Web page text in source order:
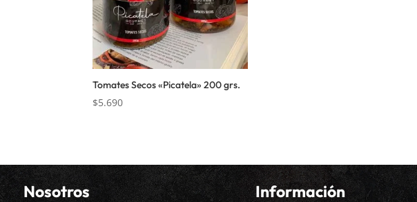
Tomates Secos «Picatela» 200 grs.
$5.690
Nosotros Información